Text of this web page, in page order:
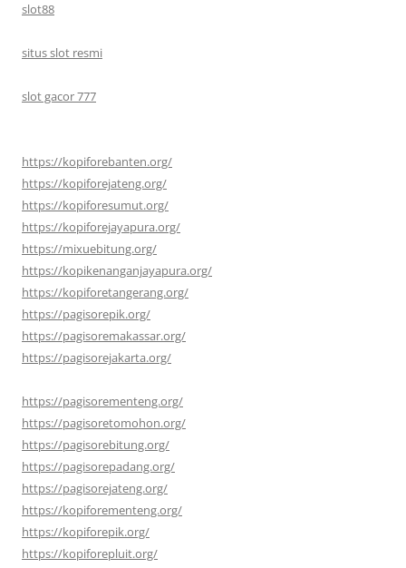
slot88
situs slot resmi
slot gacor 777
https://kopiforebanten.org/
https://kopiforejateng.org/
https://kopiforesumut.org/
https://kopiforejayapura.org/
https://mixuebitung.org/
https://kopikenanganjayapura.org/
https://kopiforetangerang.org/
https://pagisorepik.org/
https://pagisoremakassar.org/
https://pagisorejakarta.org/
https://pagisorementeng.org/
https://pagisoretomohon.org/
https://pagisorebitung.org/
https://pagisorepadang.org/
https://pagisorejateng.org/
https://kopiforementeng.org/
https://kopiforepik.org/
https://kopiforepluit.org/